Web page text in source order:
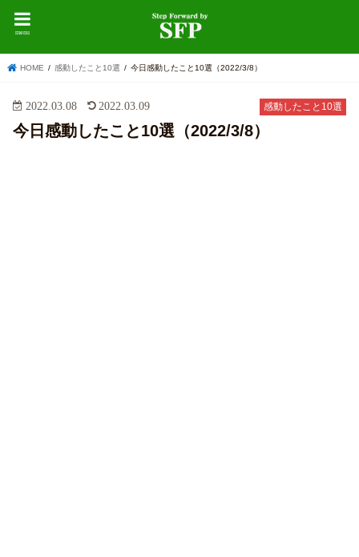
menu
HOME 感動したこと10選 今日感動したこと10選（2022/3/8）
感動したこと10選
2022.03.08 2022.03.09
今日感動したこと10選（2022/3/8）